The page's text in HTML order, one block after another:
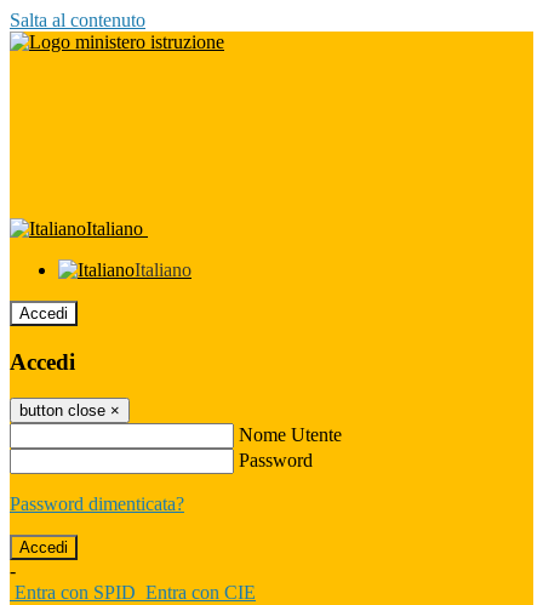
Salta al contenuto
Italiano
Italiano
Accedi
Accedi
button close ×
Nome Utente
Password
Password dimenticata?
-
Entra con SPID Entra con CIE